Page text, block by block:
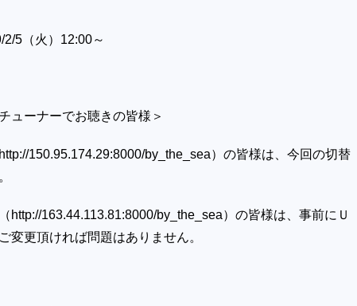
5（火）12:00～
ューナーでお聴きの皆様＞
http://150.95.174.29:8000/by_the_sea）の皆様は、今回の切替
http://163.44.113.81:8000/by_the_sea）の皆様は、事前にＵ
変更頂ければ問題はありません。